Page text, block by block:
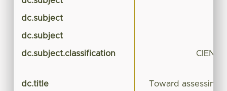
dc.subject
dc.subject
dc.subject.classification
dc.title
Toward assessing